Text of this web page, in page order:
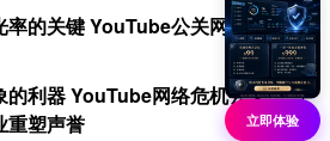
率的关键 YouTube公关网络策
的利器 YouTube网络危机公关
重塑声誉
立即体验